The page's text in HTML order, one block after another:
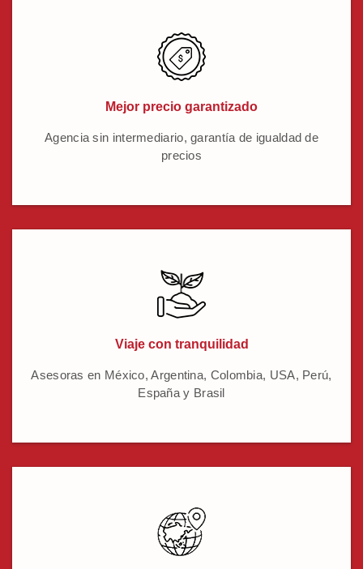
Mejor precio garantizado
Agencia sin intermediario, garantía de igualdad de
precios
Viaje con tranquilidad
Asesoras en México, Argentina, Colombia, USA, Perú,
España y Brasil